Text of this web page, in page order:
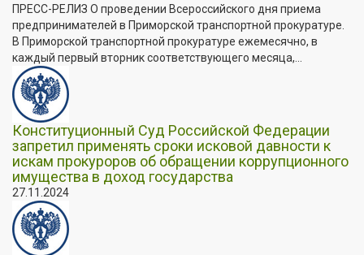
ПРЕСС-РЕЛИЗ О проведении Всероссийского дня приема
предпринимателей в Приморской транспортной прокуратуре.
В Приморской транспортной прокуратуре ежемесячно, в
каждый первый вторник соответствующего месяца,...
Конституционный Суд Российской Федерации
запретил применять сроки исковой давности к
искам прокуроров об обращении коррупционного
имущества в доход государства
27.11.2024